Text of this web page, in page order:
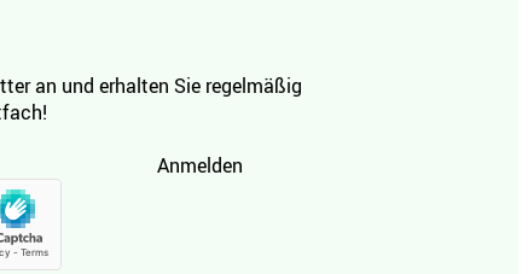
an und erhalten Sie regelmäßig
Anmelden